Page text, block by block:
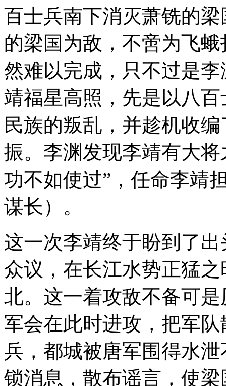
百士兵南下消灭萧铣的
的梁国为敌，不啻为飞
然难以完成，只不过是
靖福星高照，先是以八
民族的叛乱，并趁机收
振。李渊发现李靖有大
功不如使过”，任命李靖
谋长）。
这一次李靖终于盼到了
众议，在长江水势正猛
北。这一着攻敌不备可
军会在此时进攻，把军
兵，都城被唐军围得水
锁消息，散布谣言，使